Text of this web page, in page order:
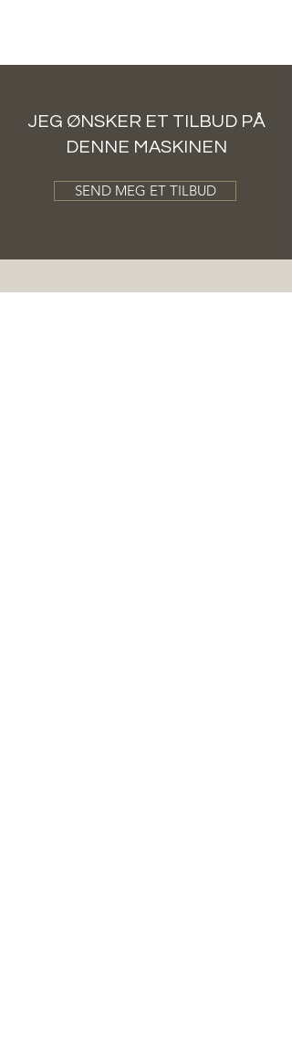
JEG ØNSKER ET TILBUD PÅ
DENNE MASKINEN
SEND MEG ET TILBUD